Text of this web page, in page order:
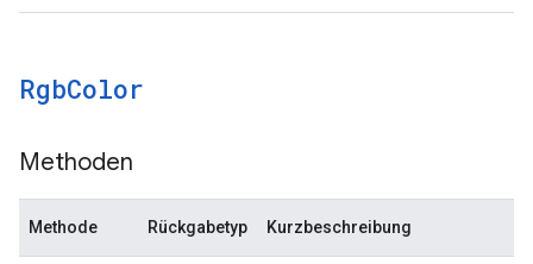
RgbColor
Methoden
Methode Rückgabetyp Kurzbeschreibung